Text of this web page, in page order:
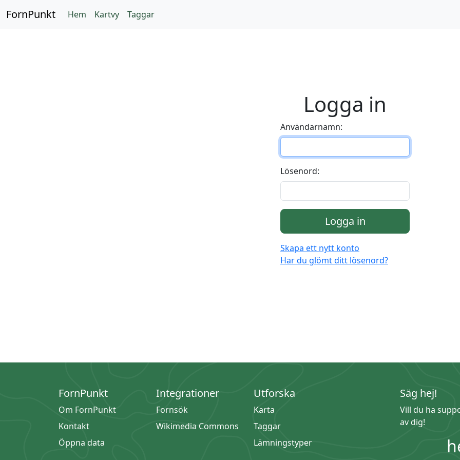
FornPunkt Hem Kartvy Taggar
Logga in
Användarnamn:
Lösenord:
Logga in
Skapa ett nytt konto
Har du glömt ditt lösenord?
FornPunkt
Om FornPunkt
Kontakt
Öppna data
Integrationer
Fornsök
Wikimedia Commons
Utforska
Karta
Taggar
Lämningstyper
Säg hej!
Vill du ha
av dig!